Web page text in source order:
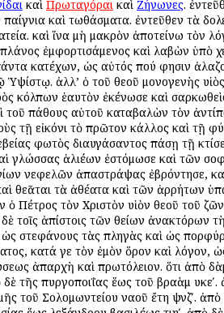
καὶ Πρωταγόραι καὶ Ζήνωνες.
καὶ τωθάσματα. ἐντεῦθεν τὰ
καὶ ἵνα μὴ μακρὸν ἀποτείνω τὸν
ἐμφορτισάμενος καὶ λαβὼν
κατέχων, ὡς αὐτός πού φησιν
ἀλλ’ ὁ τοῦ θεοῦ μονογενὴς
κόλπων ἑαυτὸν ἐκένωσε καὶ
τοῦ πάθους αὐτοῦ καταβαλὼν τὸν
τῇ εἰκόνι τὸ πρῶτον κάλλος καὶ τῇ
φωτὸς διαυγάσαντος πάσῃ τῇ
γλώσσας ἁλιέων ἐστόμωσε καὶ τῶν
νεφελῶν ἀπαστράψας ἐβρόντησε,
θεᾶται τὰ ἀθέατα καὶ τῶν ἀρρήτων
ὁ Πέτρος τὸν Χριστὸν υἱὸν θεοῦ τοῦ
δὲ τοῖς ἀπίστοις τῶν θείων
στεφάνους τὰς πληγὰς καὶ ὡς
κατά γε τὸν ἐμὸν ὅρον καὶ λόγον,
ἀπαρχὴ καὶ πρωτόλειον. ὅτι ἀπὸ
τῆς πυργοποιΐας ἕως τοῦ Ἀβραὰμ
τοῦ Σολομωντείου ναοῦ ἔτη ψνζʹ.